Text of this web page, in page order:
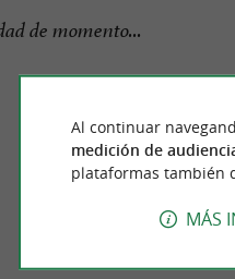
de momento...
Al continuar
medición de
plataformas también
MÁS